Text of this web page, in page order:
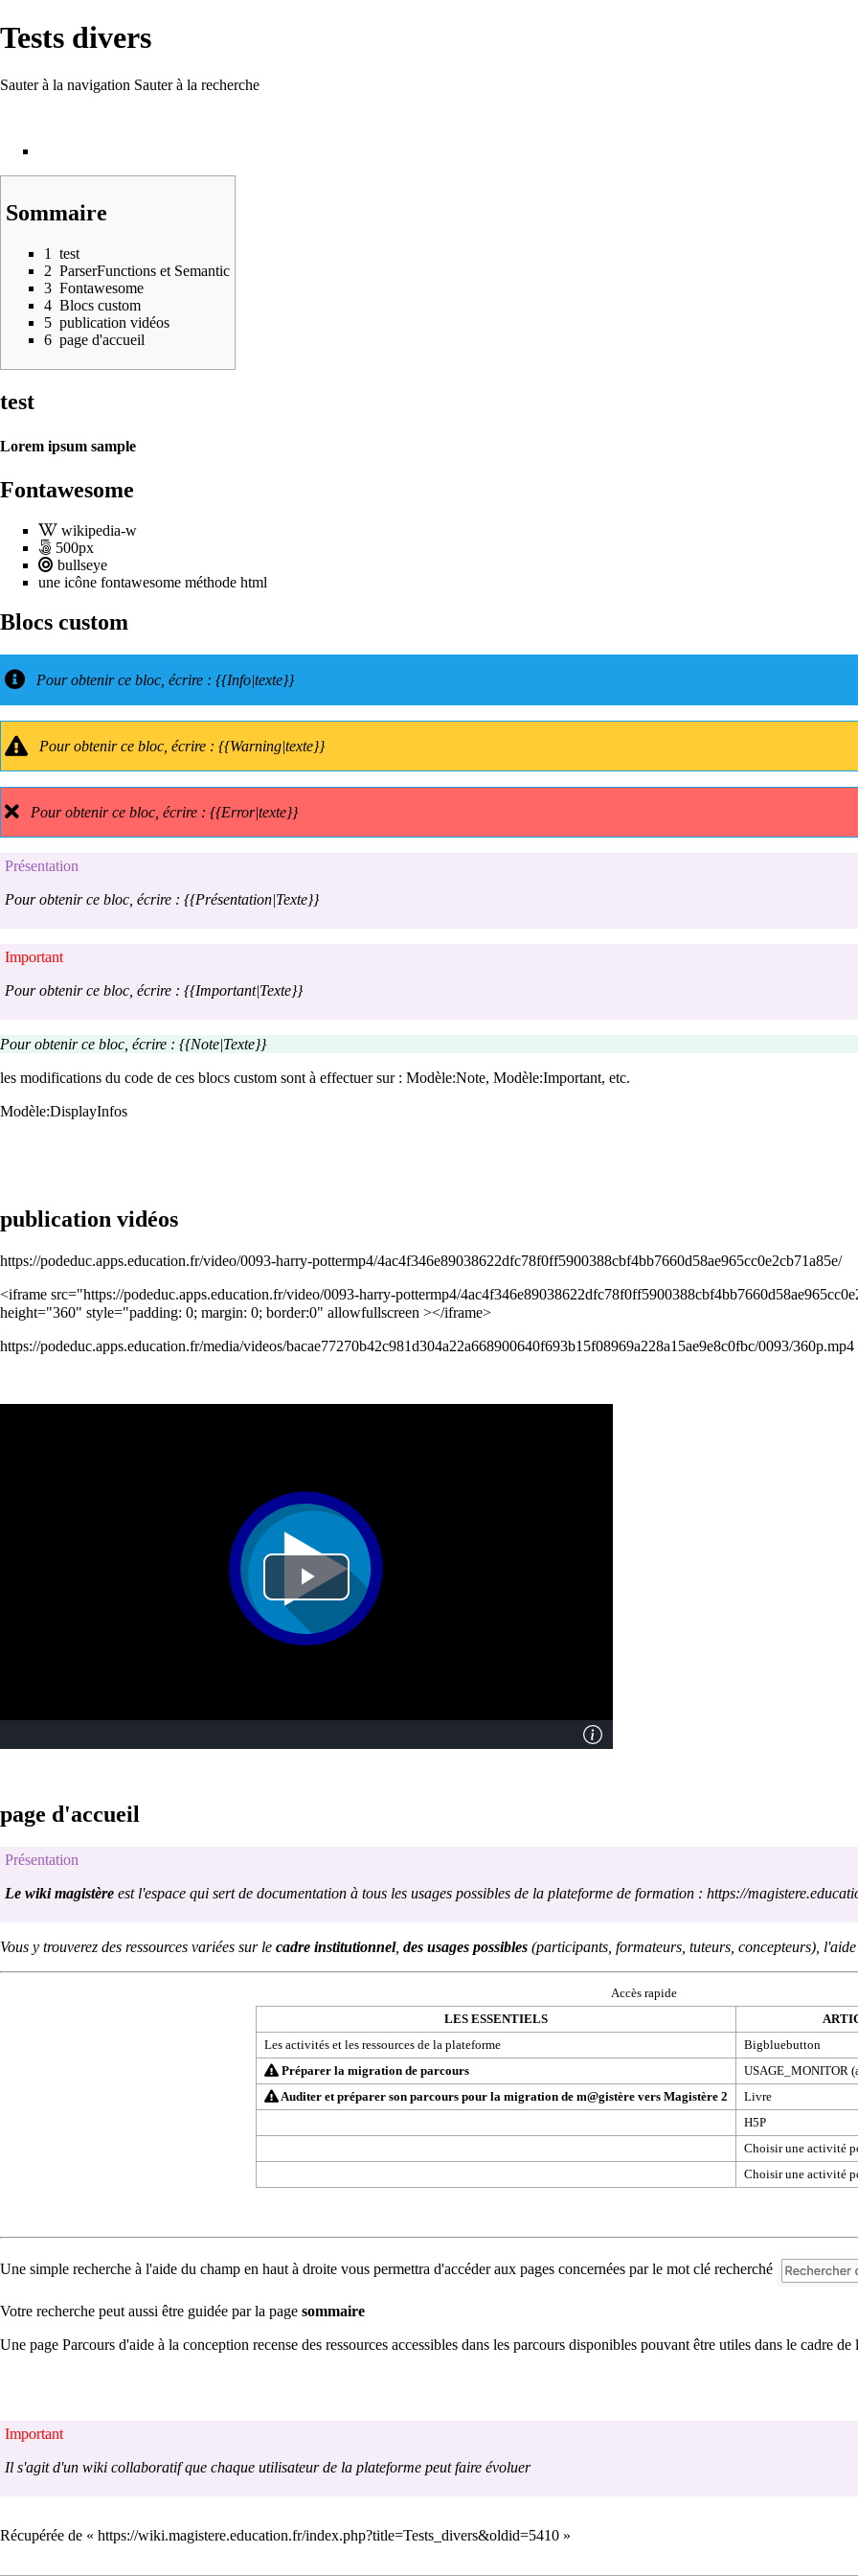
Tests divers
Sauter à la navigation Sauter à la recherche
Sommaire
1
test
2 ParserFunctions et Semantic
3 Fontawesome
4 Blocs custom
5 publication vidéos
6 page d'accueil
test
Lorem ipsum sample
Fontawesome
wikipedia-w
500px
bullseye
une icône fontawesome méthode html
Blocs custom
Pour obtenir ce bloc, écrire : {{Info|texte}}
Pour obtenir ce bloc, écrire : {{Warning|texte}}
Pour obtenir ce bloc, écrire : {{Error|texte}}
Présentation
Pour obtenir ce bloc, écrire : {{Présentation|Texte}}
Important
Pour obtenir ce bloc, écrire : {{Important|Texte}}
Pour obtenir ce bloc, écrire : {{Note|Texte}}
les modifications du code de ces blocs custom sont à effectuer sur : Modèle:Note, Modèle:Important, etc.
Modèle:DisplayInfos
publication vidéos
https://podeduc.apps.education.fr/video/0093-harry-pottermp4/4ac4f346e89038622dfc78f0ff5900388cbf4bb7660d58ae965cc0e2cb71a85e/
<iframe src="https://podeduc.apps.education.fr/video/0093-harry-pottermp4/
height="360" style="padding: 0; margin: 0; border:0" allowfullscreen ></iframe>
https://podeduc.apps.education.fr/media/videos/bacae77270b42c981d304a22a668900640f693b15f08969a228a15ae9e8c0fbc/0093/360p.mp4
page d'accueil
Présentation
Le wiki magistère est l'espace qui sert de documentation à tous les usages possibles de la plateforme de formation : https://
Vous y trouverez des ressources variées sur le cadre institutionnel, des usages possibles (participants, formateurs, tuteurs, concepteurs),
Accès rapide
LES ESSENTIELS
Les activités et les ressources de la plateforme
Bigbluebutton
Préparer la migration de parcours
USAGE_MONITOR
Auditer et préparer son parcours pour la migration de m@gistère vers Magistère 2
Livre
H5P
Choisir une activité
Choisir une activité
Une simple recherche à l'aide du champ en haut à droite vous permettra d'accéder aux pages concernées par le mot clé recherché
Votre recherche peut aussi être guidée par la page sommaire
Une page Parcours d'aide à la conception recense des ressources accessibles dans les parcours disponibles pouvant être utiles dans le cadre
Important
Il s'agit d'un wiki collaboratifque chaque utilisateur de la plateforme peut faire évoluer
Récupérée de « https://wiki.magistere.education.fr/index.php?title=Tests_divers&oldid=5410 »